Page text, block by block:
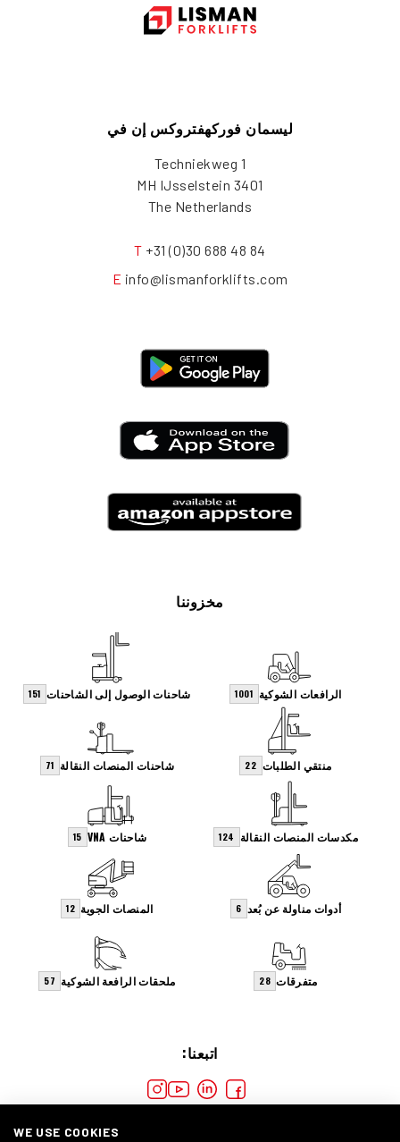
ليسمان فوركهفتروكس إن في
Techniekweg 1
3401 MH IJsselstein
The Netherlands
T +31 (0)30 688 48 84
E info@lismanforklifts.com
اتبعنا:
مخزوننا
الرافعات الشوكية 1001 شاحنات الوصول إلى الشاحنات 151
منتقي الطلبات 22 شاحنات المنصات النقالة 71
مكدسات المنصات النقالة 124 شاحنات VNA 15
أدوات مناولة عن بُعد 6 المنصات الجوية 12
متفرقات 28 ملحقات الرافعة الشوكية 57
WE USE COOKIES